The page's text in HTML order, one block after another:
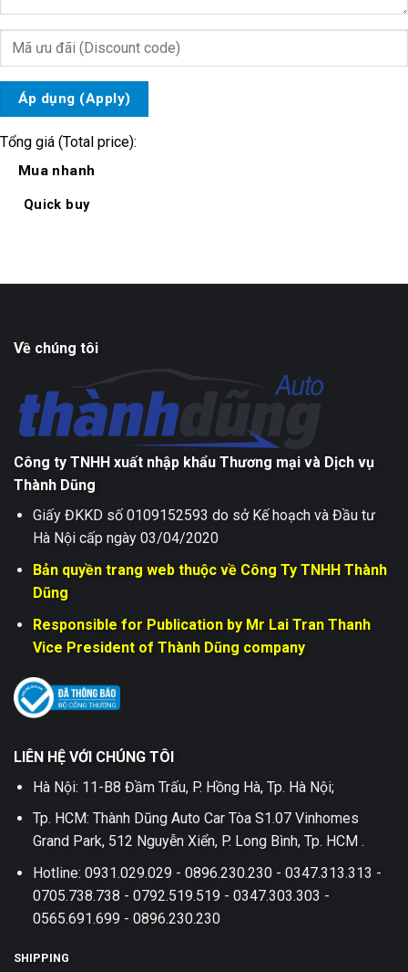
Áp dụng (Apply)
Tổng giá (Total price):
Mua nhanh
Quick buy
Về chúng tôi
Công ty TNHH xuất nhập khẩu Thương mại và Dịch vụ
Thành Dũng
Giấy ĐKKD số 0109152593 do sở Kế hoạch và Đầu tư
Hà Nội cấp ngày 03/04/2020
Bản quyền trang web thuộc về Công Ty TNHH Thành
Dũng
Responsible for Publication by Mr Lai Tran Thanh
Vice President of Thành Dũng company
LIÊN HỆ VỚI CHÚNG TÔI
Hà Nội: 11-B8 Đầm Trấu, P. Hồng Hà, Tp. Hà Nội;
Tp. HCM: Thành Dũng Auto Car Tòa S1.07 Vinhomes
Grand Park, 512 Nguyễn Xiển, P. Long Bình, Tp. HCM .
Hotline: 0931.029.029 - 0896.230.230 - 0347.313.313 -
0705.738.738 - 0792.519.519 - 0347.303.303 -
0565.691.699 - 0896.230.230
SHIPPING